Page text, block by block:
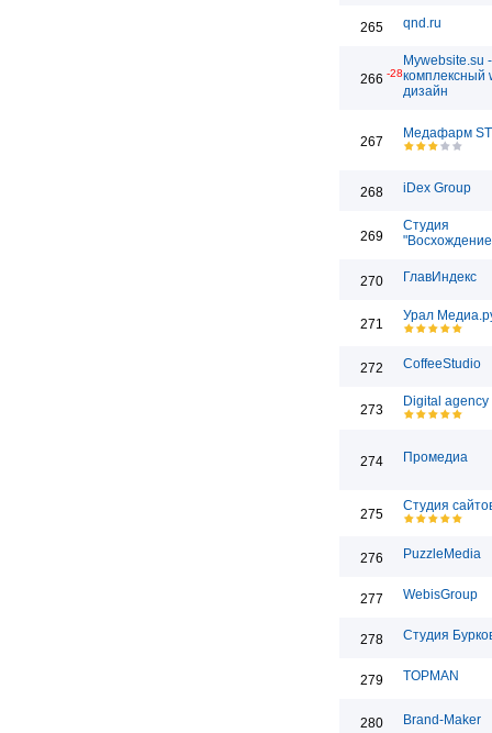
265 qnd.ru
266 -28
Mywebsite.su -
комплексный
дизайн
267
Медафарм
268 iDex Group
269
Студия
270 ГлавИндекс
271
Урал
272 CoffeeStudio
273
Digital agency
274 Промедиа
275
Студия
276 PuzzleMedia
277 WebisGroup
278 Студия
279 TOPMAN
280 Brand-Maker